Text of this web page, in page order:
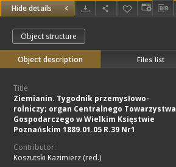
Hide details
Object structure
Object description Files list
Title:
Ziemianin. Tygodnik przemysłowo-
rolniczy; organ Centralnego Towarzystwa
Gospodarczego w Wielkim Księstwie
Poznańskim 1889.01.05 R.39 Nr1
Contributor:
Koszutski Kazimierz (red.)